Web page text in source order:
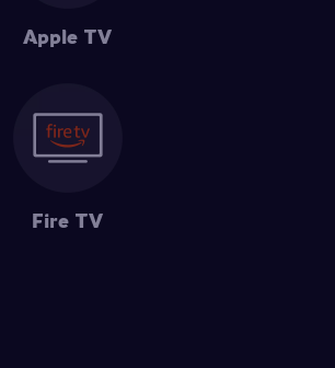
Apple TV
Fire TV